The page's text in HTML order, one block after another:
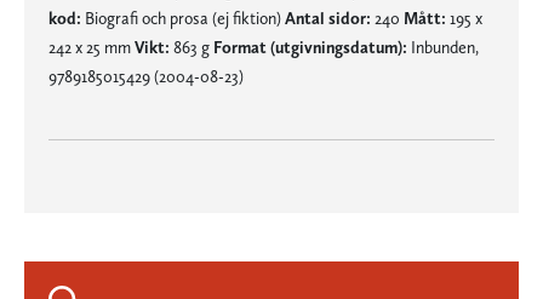
kod: Biografi och prosa (ej fiktion)Antal sidor: 240 Mått: 195 x
242 x 25 mmVikt: 863 g Format (utgivningsdatum): Inbunden,
9789185015429 (2004-08-23)